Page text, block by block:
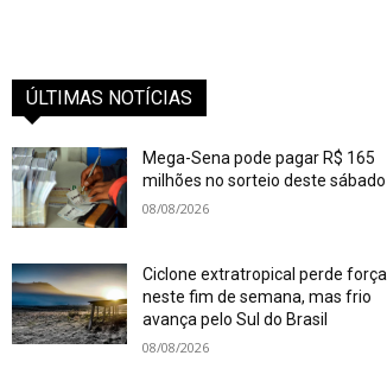
ÚLTIMAS NOTÍCIAS
Mega-Sena pode pagar R$ 165
milhões no sorteio deste sábado
08/08/2026
Ciclone extratropical perde força
neste fim de semana, mas frio
avança pelo Sul do Brasil
08/08/2026